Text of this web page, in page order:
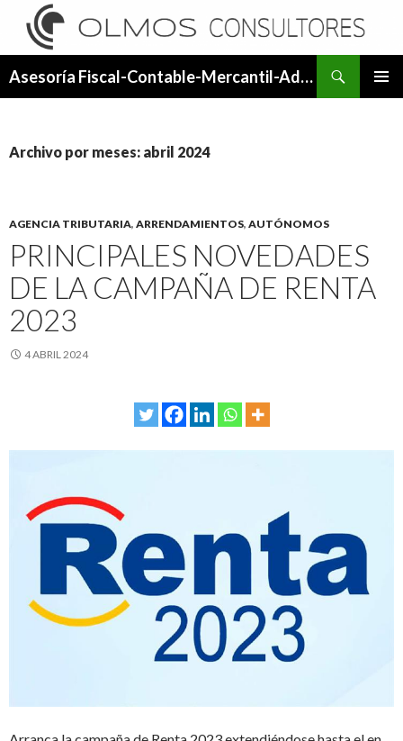
Asesoría Fiscal-Contable-Mercantil-Administrativa.
Archivo por meses: abril 2024
AGENCIA TRIBUTARIA, ARRENDAMIENTOS, AUTÓNOMOS
PRINCIPALES NOVEDADES
DE LA CAMPAÑA DE RENTA
2023
4 ABRIL 2024